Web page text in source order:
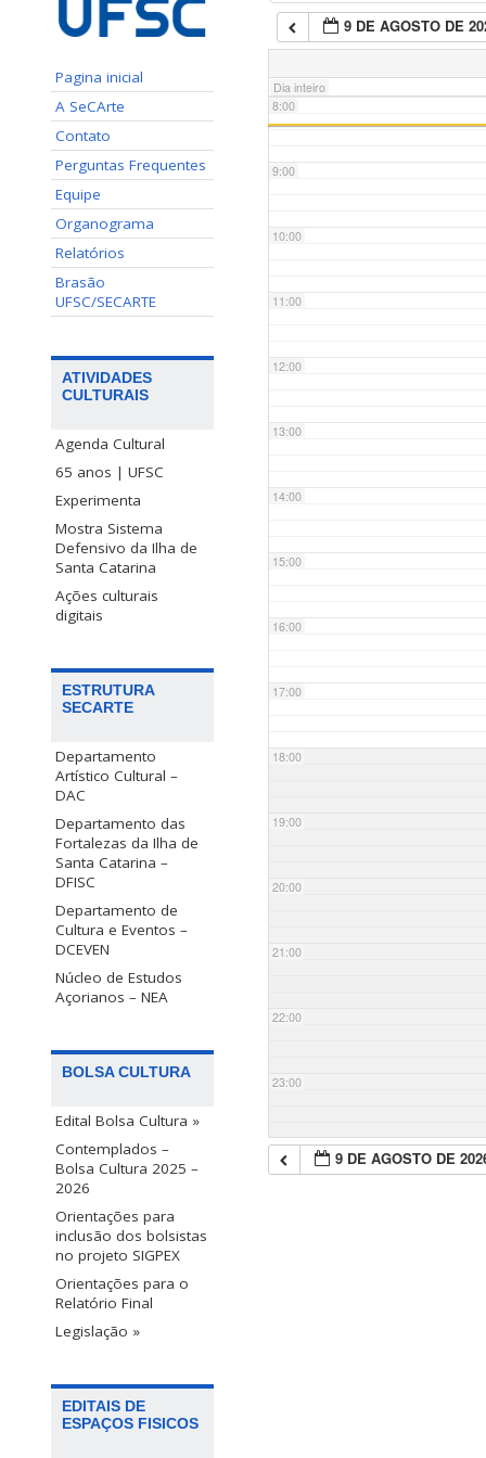
Pagina inicial
A SeCArte
Contato
Perguntas Frequentes
Equipe
Organograma
Relatórios
Brasão
UFSC/SECARTE
ATIVIDADES
CULTURAIS
Agenda Cultural
65 anos | UFSC
Experimenta
Mostra Sistema
Defensivo da Ilha de
Santa Catarina
Ações culturais
digitais
ESTRUTURA
SECARTE
Departamento
Artístico Cultural –
DAC
Departamento das
Fortalezas da Ilha de
Santa Catarina –
DFISC
Departamento de
Cultura e Eventos –
DCEVEN
Núcleo de Estudos
Açorianos – NEA
BOLSA CULTURA
Edital Bolsa Cultura »
Contemplados –
Bolsa Cultura 2025 –
2026
Orientações para
inclusão dos bolsistas
no projeto SIGPEX
Orientações para o
Relatório Final
Legislação »
EDITAIS DE
ESPAÇOS FISICOS
9 DE AGOSTO DE
Dia inteiro
7:00
8:00
9:00
10:00
11:00
12:00
13:00
14:00
15:00
16:00
17:00
18:00
19:00
20:00
21:00
22:00
23:00
9 DE AGOSTO DE